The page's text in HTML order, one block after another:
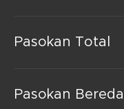
Pasokan Total
Pasokan